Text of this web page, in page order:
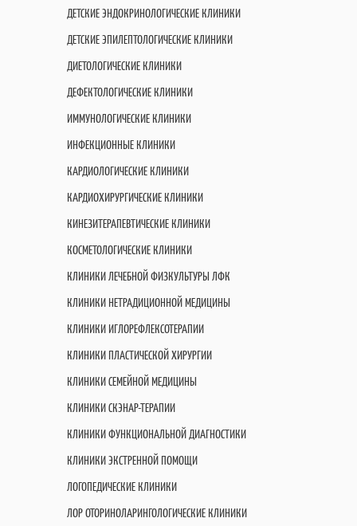
ДЕТСКИЕ ЭНДОКРИНОЛОГИЧЕСКИЕ КЛИНИКИ
ДЕТСКИЕ ЭПИЛЕПТОЛОГИЧЕСКИЕ КЛИНИКИ
ДИЕТОЛОГИЧЕСКИЕ КЛИНИКИ
ДЕФЕКТОЛОГИЧЕСКИЕ КЛИНИКИ
ИММУНОЛОГИЧЕСКИЕ КЛИНИКИ
ИНФЕКЦИОННЫЕ КЛИНИКИ
КАРДИОЛОГИЧЕСКИЕ КЛИНИКИ
КАРДИОХИРУРГИЧЕСКИЕ КЛИНИКИ
КИНЕЗИТЕРАПЕВТИЧЕСКИЕ КЛИНИКИ
КОСМЕТОЛОГИЧЕСКИЕ КЛИНИКИ
КЛИНИКИ ЛЕЧЕБНОЙ ФИЗКУЛЬТУРЫ ЛФК
КЛИНИКИ НЕТРАДИЦИОННОЙ МЕДИЦИНЫ
КЛИНИКИ ИГЛОРЕФЛЕКСОТЕРАПИИ
КЛИНИКИ ПЛАСТИЧЕСКОЙ ХИРУРГИИ
КЛИНИКИ СЕМЕЙНОЙ МЕДИЦИНЫ
КЛИНИКИ СКЭНАР-ТЕРАПИИ
КЛИНИКИ ФУНКЦИОНАЛЬНОЙ ДИАГНОСТИКИ
КЛИНИКИ ЭКСТРЕННОЙ ПОМОЩИ
ЛОГОПЕДИЧЕСКИЕ КЛИНИКИ
ЛОР ОТОРИНОЛАРИНГОЛОГИЧЕСКИЕ КЛИНИКИ